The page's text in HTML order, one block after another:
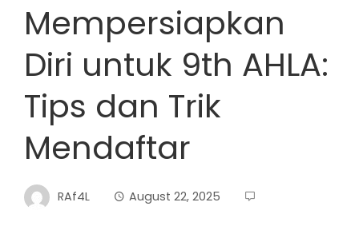
Mempersiapkan
Diri untuk 9th AHLA:
Tips dan Trik
Mendaftar
RAf4L August 22, 2025